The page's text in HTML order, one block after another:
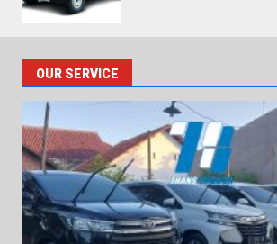
Sewa Mobil Brio Cirebon
OUR SERVICE